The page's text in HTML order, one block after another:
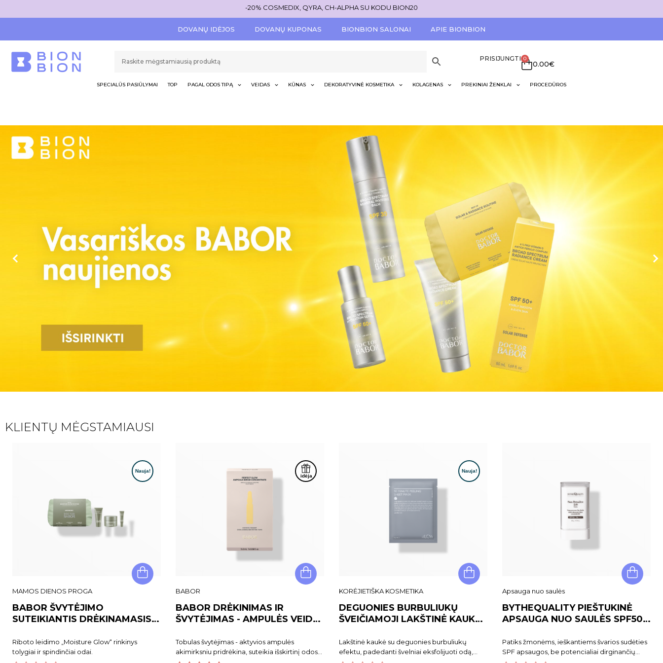
-20% COSMEDIX, QYRA, CH-ALPHA SU KODU BION20
DOVANŲ IDĖJOS DOVANŲ KUPONAS BIONBION SALONAI APIE BIONBION
PRISIJUNGTI
0.00€
0
SPECIALŪS PASIŪLYMAI TOP PAGAL ODOS TIPĄ VEIDAS KŪNAS DEKORATYVINĖ KOSMETIKA KOLAGENAS PREKINIAI ŽENKLAI PROCEDŪROS
KLIENTŲ MĖGSTAMIAUSI
MAMOS DIENOS PROGA
BABOR ŠVYTĖJIMO
SUTEIKIANTIS DRĖKINAMASIS
ROUTINE
Riboto leidimo „Moisture Glow“ rinkinys
tolygiai ir spindinčiai odai.
BABOR
BABOR DRĖKINIMAS IR
ŠVYTĖJIMAS - AMPULĖS VEIDUI
Tobulas švytėjimas - aktyvios ampulės
akimirksniu pridrėkina, suteikia išskirtinį odos
spindesį. BABOR ampulės veidui Perfect Glow
KORĖJIETIŠKA KOSMETIKA
DEGUONIES BURBULIUKŲ
ŠVEIČIAMOJI LAKŠTINĖ KAUKĖ
SHEET MASK
Lakštinė kaukė su deguonies burbuliukų
efektu, padedanti švelniai eksfolijuoti odą,
pašalinti sebumo perteklių, suteikia odai
Apsauga nuo saulės
BYTHEQUALITY PIEŠTUKINĖ
APSAUGA NUO SAULĖS SPF50+
Patiks žmonėms, ieškantiems švarios sudėties
SPF apsaugos, be potencialiai dirginančių
ingredientų.